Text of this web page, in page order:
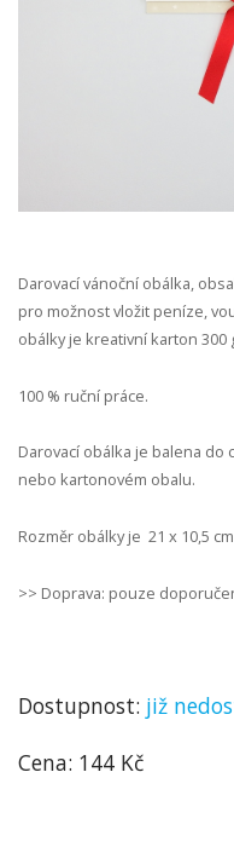
Darovací vánoční obálka,
pro možnost vložit peníze,
obálky je kreativní karton 300
100 % ruční práce.
Darovací obálka je balena
nebo kartonovém obalu.
Rozměr obálky je 21 x 10,5
>> Doprava: pouze
Dostupnost: již
Cena: 144 Kč